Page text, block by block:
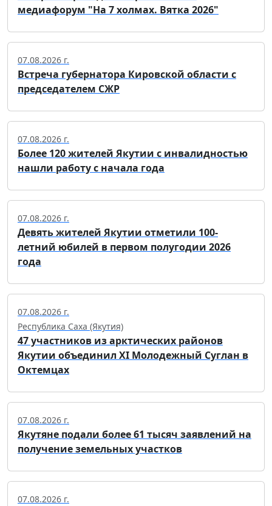
медиафорум "На 7 холмах. Вятка 2026"
07.08.2026 г.
Встреча губернатора Кировской области с
председателем СЖР
07.08.2026 г.
Более 120 жителей Якутии с инвалидностью
нашли работу с начала года
07.08.2026 г.
Девять жителей Якутии отметили 100-
летний юбилей в первом полугодии 2026
года
07.08.2026 г.
Республика Саха (Якутия)
47 участников из арктических районов
Якутии объединил XI Молодежный Суглан в
Октемцах
07.08.2026 г.
Якутяне подали более 61 тысяч заявлений на
получение земельных участков
07.08.2026 г.